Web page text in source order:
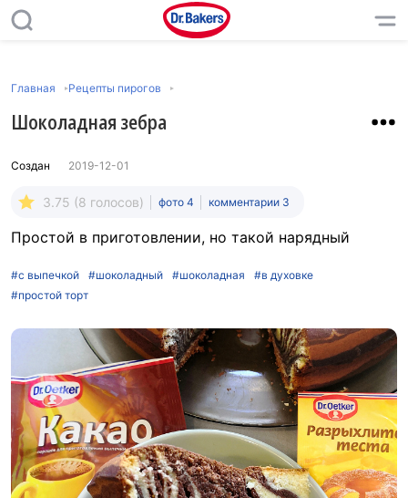
Главная Рецепты пирогов
Шоколадная зебра
Создан 2019-12-01
3.75 (8 голосов) фото 4 комментарии 3
Простой в приготовлении, но такой нарядный
#с выпечкой #шоколадный #шоколадная
#в духовке
#простой торт